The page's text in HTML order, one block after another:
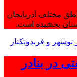
مختلف آذربایجان
بخشیده است.
در بنادر